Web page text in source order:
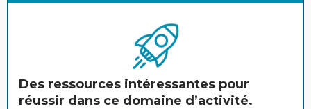
Des ressources intéressantes pour
réussir dans ce domaine d’activité.